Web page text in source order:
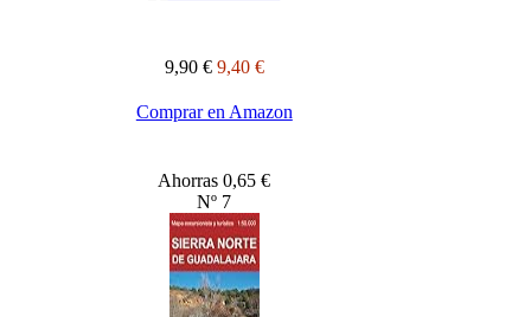
9,90 € 9,40 €
Comprar en Amazon
Ahorras 0,65 €
Nº 7